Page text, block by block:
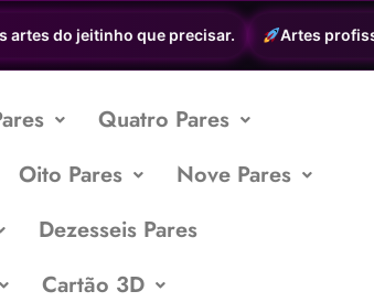
do jeitinho que precisar. Artes
Quatro Pares
Oito Pares
Nove Pares
Dezesseis Pares
Cartão 3D